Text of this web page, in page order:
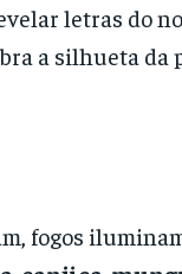
letras do
a silhueta da
fogos